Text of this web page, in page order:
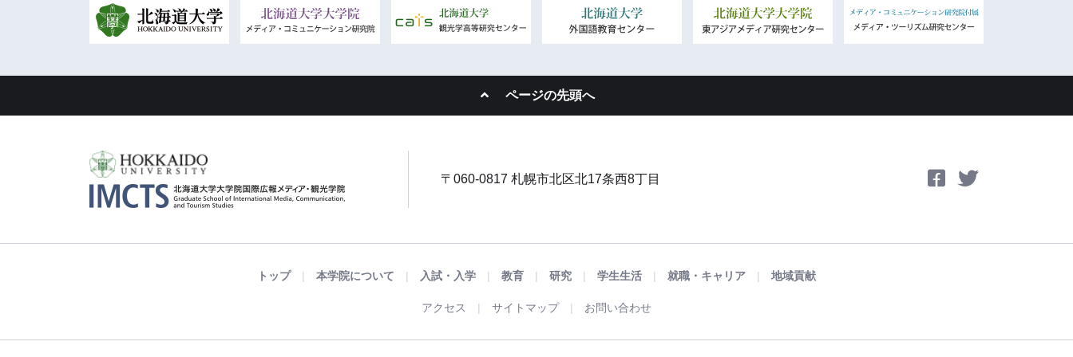
ページの先頭へ
〒060-0817 札幌市北区北17条西8丁目
トップ 本学院について 入試・入学 教育 研究 学生生活 就職・キャリア 地域貢献
アクセス サイトマップ お問い合わせ